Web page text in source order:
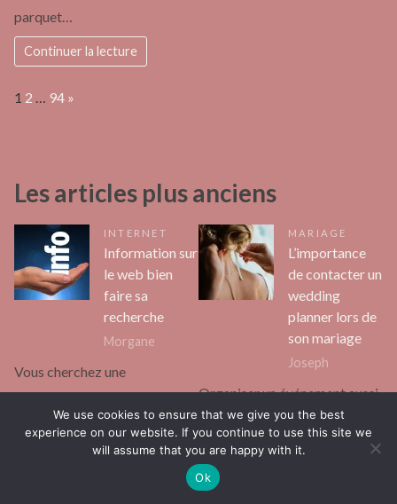
parquet…
Continuer la lecture
Page:
1 2 94 Next
»
Les articles plus anciens
INTERNET
Information sur
le web bien
faire sa
recherche
Morgane
Vous cherchez une
information pertinente et
fiable sur le web ? Sachez que
vous devez faire preuve d’une
MARIAGE
L’importance
de contacter un
wedding
planner lors de
son mariage
Joseph
Organiser un événement aussi
important que votre mariage
peut être extrêmement
stressant. Vous avez peut-être
eu l’idée d’embaucher un
We use cookies to ensure that we give you the best
experience on our website. If you continue to use this site we
will assume that you are happy with it.
Ok